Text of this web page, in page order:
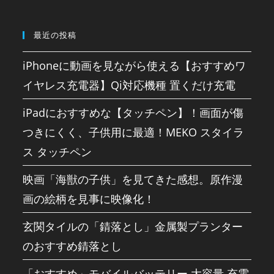
最近の投稿
iPhoneに動画を見ながら使える【おすすめワ
イヤレス充電器】Qi対応機種 置くだけ充電
iPadにおすすめな【タッチペン】！画面が傷
つきにくく、子供用に最適！MEKO スタイラ
ス タッチペン
映画「海獣の子供」を見てきた感想。原作漫
画の絵柄を見事に映像化！
玄関タイルの「錆落とし」金属製プランター
のおすすめ錆落とし